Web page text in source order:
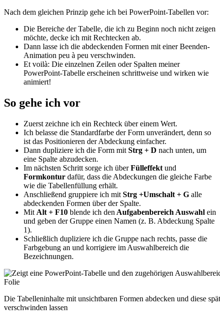
Nach dem gleichen Prinzip gehe ich bei PowerPoint-Tabellen vor:
Die Bereiche der Tabelle, die ich zu Beginn noch nicht zeigen
möchte, decke ich mit Rechtecken ab.
Dann lasse ich die abdeckenden Formen mit einer Beenden-
Animation peu à peu verschwinden.
Et voilà: Die einzelnen Zeilen oder Spalten meiner
PowerPoint-Tabelle erscheinen schrittweise und wirken wie
animiert!
So gehe ich vor
Zuerst zeichne ich ein Rechteck über einem Wert.
Ich belasse die Standardfarbe der Form unverändert, denn so
ist das Positionieren der Abdeckung einfacher.
Dann dupliziere ich die Form mit Strg + D nach unten, um
eine Spalte abzudecken.
Im nächsten Schritt sorge ich überFülleffekt und
Formkontur dafür, dass die Abdeckungen die gleiche Farbe
wie die Tabellenfüllung erhält.
Anschließend gruppiere ich mit Strg +Umschalt + G alle
abdeckenden Formen über der Spalte.
Mit Alt + F10 blende ich den Aufgabenbereich Auswahl ein
und geben der Gruppe einen Namen (z. B. Abdeckung Spalte
1).
Schließlich dupliziere ich die Gruppe nach rechts, passe die
Farbgebung an und korrigiere im Auswahlbereich die
Bezeichnungen.
Die Tabelleninhalte mit unsichtbaren Formen abdecken und diese
verschwinden lassen